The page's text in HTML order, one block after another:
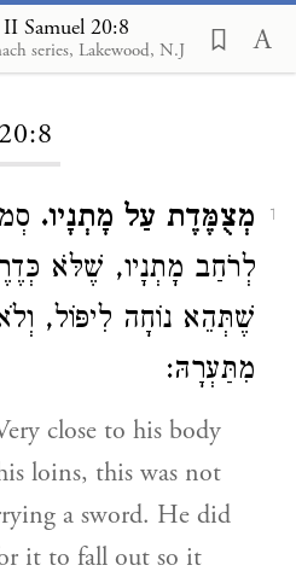
Samuel 20:8
series, Lakewood, N.J
1 מְצֻמֶּדֶת עַל מָתְנָיו.
לְרֹחַב מָתְנָיו, שֶׁלֹּא
שֶׁתְּהֵא נוֹחָה לִיפּוֹל,
מִתַּעְרָהּ:
close to his body
loins, this was not
a sword. He did
it to fall out so it